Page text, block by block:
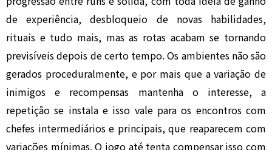
de experiência, desbloqueio de novas habilidades,
rituais e tudo mais, mas as rotas acabam se tornando
previsíveis depois de certo tempo. Os ambientes não são
gerados proceduralmente, e por mais que a variação de
inimigos e recompensas mantenha o interesse, a
repetição se instala e isso vale para os encontros com
chefes intermediários e principais, que reaparecem com
variações mínimas. O jogo até tenta compensar isso com